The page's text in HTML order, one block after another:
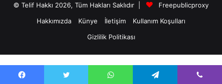
© Telif Hakkı 2026, Tüm Hakları Saklıdır |
Freepublicproxy
Hakkımızda
Künye İletişim
Kullanım Koşulları
Gizlilik Politikası
antalya escort bayanları